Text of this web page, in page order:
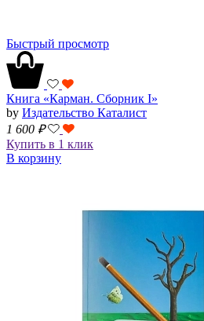
Быстрый просмотр
Книга «Карман. Сборник I»
by Издательство Каталист
1 600 ₽
Купить в 1 клик
В корзину